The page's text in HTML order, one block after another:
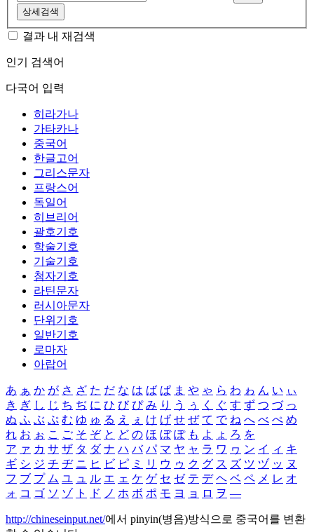
상세검색
결과 내 재검색
인기 검색어
다국어 입력
히라가나
가타카나
중국어
한글고어
그리스문자
프랑스어
독일어
히브리어
괄호기호
학술기호
기술기호
첨자기호
라틴문자
러시아문자
단위기호
일반기호
로마자
아랍어
あ ぁ か が さ ざ た だ な は ば ぱ ま や ゃ ら わ ゎ ん い ぃ
き ぎ し じ ち ぢ に ひ び ぴ み り う ぅ く ぐ す ず つ づ っ
ぬ ふ ぶ ぷ む ゆ ゅ る え ぇ け げ せ ぜ て で ね へ べ ぺ め
れ お ぉ こ ご そ ぞ と ど の ほ ぼ ぽ も よ ょ ろ を
ア ァ カ サ ザ タ ダ ナ ハ バ パ マ ヤ ャ ラ ワ ヮ ン イ ィ キ
ギ シ ジ チ ヂ ニ ヒ ビ ピ ミ リ ウ ゥ ク グ ス ズ ツ ヅ ッ ヌ
フ ブ プ ム ユ ュ ル エ ェ ケ ゲ セ ゼ テ デ ヘ ベ ペ メ レ オ
ォ コ ゴ ソ ゾ ト ド ノ ホ ボ ポ モ ヨ ョ ロ ヲ ―
http://chineseinput.net/에서 pinyin(병음)방식으로 중국어를 변환